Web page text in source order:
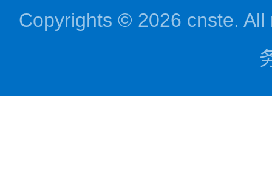
Copyrights © 2026 cnste. All